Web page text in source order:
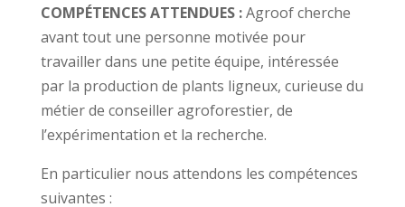
COMPÉTENCES ATTENDUES :Agroof cherche
avant tout une personne motivée pour
travailler dans une petite équipe, intéressée
par la production de plants ligneux, curieuse du
métier de conseiller agroforestier, de
l’expérimentation et la recherche.
En particulier nous attendons les compétences
suivantes :